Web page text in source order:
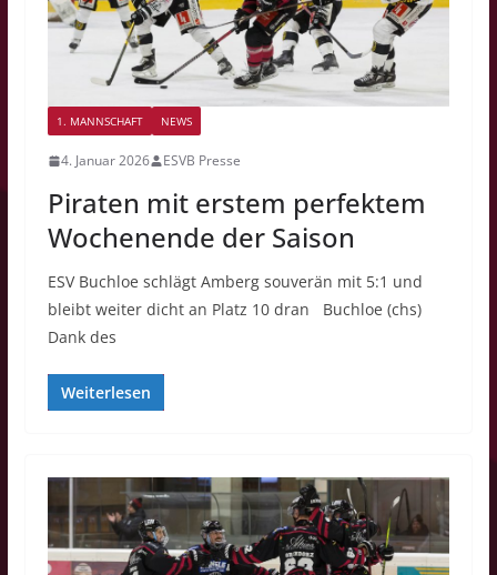
1. MANNSCHAFT NEWS
4. Januar 2026 ESVB Presse
Piraten mit erstem perfektem
Wochenende der Saison
ESV Buchloe schlägt Amberg souverän mit 5:1 und
bleibt weiter dicht an Platz 10 dran Buchloe (chs)
Dank des
Weiterlesen